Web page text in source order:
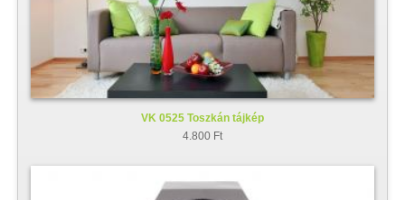
VK 0525 Toszkán tájkép
4.800 Ft